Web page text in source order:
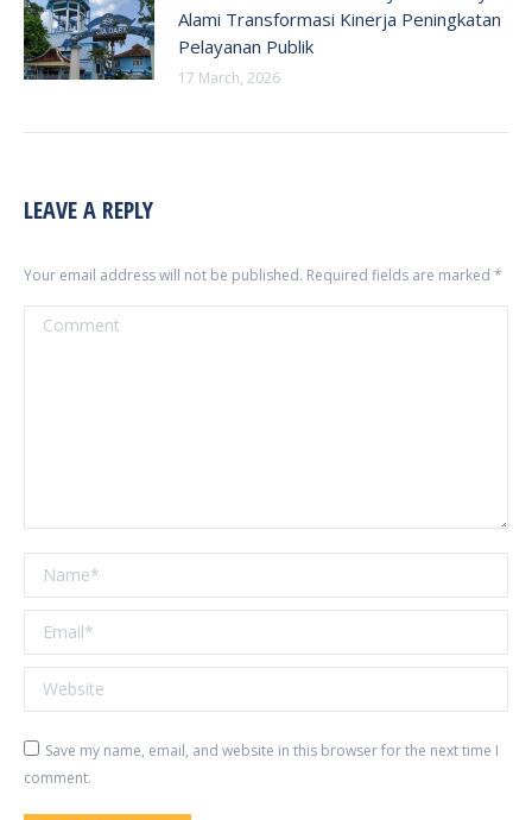
Alami Transformasi Kinerja Peningkatan
Pelayanan Publik
17 March, 2026
LEAVE A REPLY
Your email address will not be published. Required fields are marked *
Comment
Name *
Email *
Website
Save my name, email, and website in this browser for the next time I
comment.